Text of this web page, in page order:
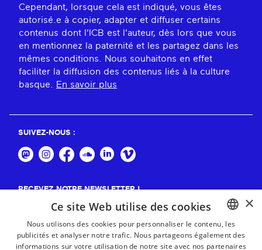
Cependant, lorsque cela est indiqué, vous êtes
autorisé.e à copier, adapter et diffuser certains
contenus dont l'ICB est l'auteur, dès lors que vous
en mentionnez la paternité et les partagez dans les
mêmes conditions. Nous souhaitons en effet
faciliter la diffusion des contenus liés à la culture
basque. En savoir plus
SUIVEZ-NOUS :
RECEVEZ NOTRE NEWSLETTER !
BASQUE
×
Ce site Web utilise des cookies
Nous utilisons des cookies pour personnaliser le contenu, les
publicités et analyser notre trafic. Nous partageons également des
informations sur votre utilisation de notre site avec nos partenaires